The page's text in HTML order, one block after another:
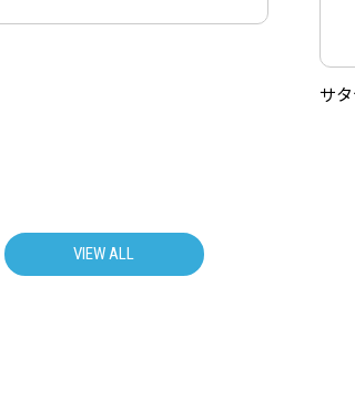
サ
VIEW ALL